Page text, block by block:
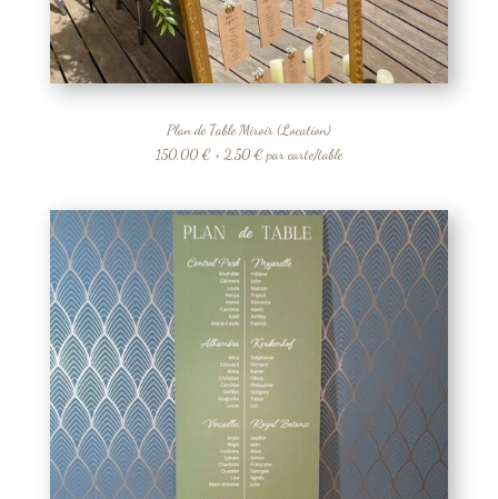
Plan de Table Miroir (Location)
150,00 € + 2,50 € par carte/table